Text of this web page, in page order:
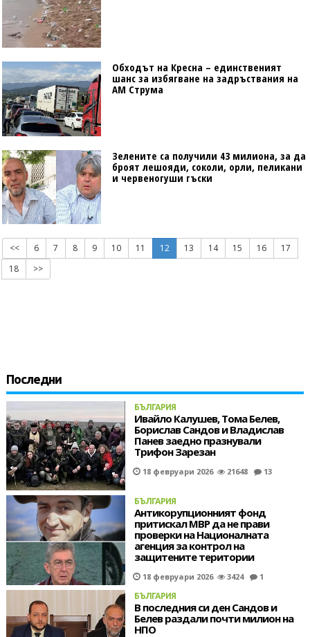
Обходът на Кресна – единственият
шанс за избягване на задръствания на
АМ Струма
Зелените са получили 43 милиона, за да
броят лешояди, соколи, орли, пеликани
и червеногуши гъски
<< 6 7 8 9 10 11 12 13 14 15 16
17
18
>>
Последни
БЪЛГАРИЯ
Ивайло Калушев, Тома Белев,
Борислав Сандов и Владислав
Панев заедно празнували
Трифон Зарезан
18 февруари 2026 21648 13
БЪЛГАРИЯ
Антикорупционният фонд
притискал МВР да не прави
проверки на Националната
агенция за контрол на
защитените територии
18 февруари 2026 3424 1
БЪЛГАРИЯ
В последния си ден Сандов и
Белев раздали почти милион на
НПО